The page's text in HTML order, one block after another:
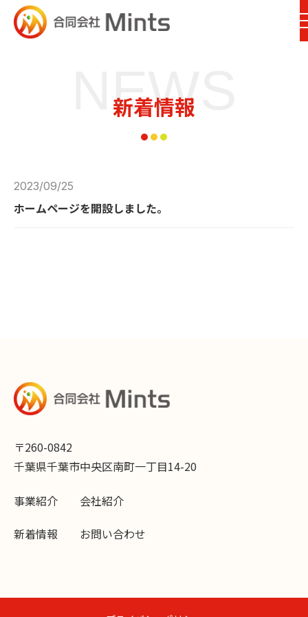
新着情報
NEWS
2023/09/25
ホームページを開設しました。
〒260-0842
千葉県千葉市中央区南町一丁目14-20
事業紹介
会社紹介
新着情報
お問い合わせ